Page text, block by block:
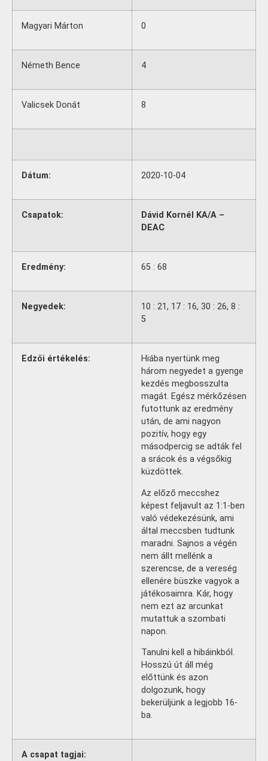
Magyari Márton 0
Németh Bence 4
Valicsek Donát 8
Dátum: 2020-10-04
Csapatok:
Dávid Kornél KA/A –
DEAC
Eredmény: 65 : 68
Negyedek:
10 : 21, 17 : 16, 30 : 26, 8 :
5
Edzői értékelés:
Hiába nyertünk meg
három negyedet a gyenge
kezdés megbosszulta
magát. Egész mérkőzésen
futottunk az eredmény
után, de ami nagyon
pozitív, hogy egy
másodpercig se adták fel
a srácok és a végsőkig
küzdöttek.
Az előző meccshez
képest feljavult az 1:1-ben
való védekezésünk, ami
által meccsben tudtunk
maradni. Sajnos a végén
nem állt mellénk a
szerencse, de a vereség
ellenére büszke vagyok a
játékosaimra. Kár, hogy
nem ezt az arcunkat
mutattuk a szombati
napon.
Tanulni kell a hibáinkból.
Hosszú út áll még
előttünk és azon
dolgozunk, hogy
bekerüljünk a legjobb 16-
ba.
A csapat tagjai: